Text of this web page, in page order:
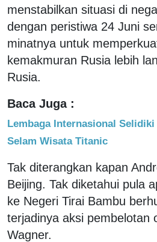
menstabilkan situasi di
dengan peristiwa 24 Juni
minatnya untuk
kemakmuran Rusia lebih
Rusia.
Baca Juga :
Lembaga Internasional Selidiki
Selam Wisata Titanic
Tak diterangkan kapan
Beijing. Tak diketahui pula
ke Negeri Tirai Bambu
terjadinya aksi pembelotan
Wagner.